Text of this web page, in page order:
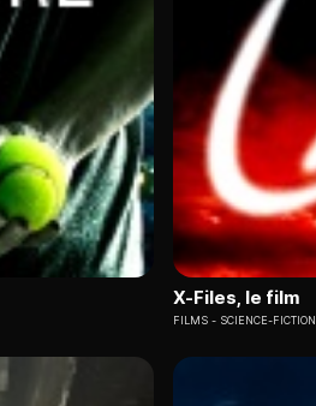
X-Files, le film
FILMS SCIENCE-FICTION